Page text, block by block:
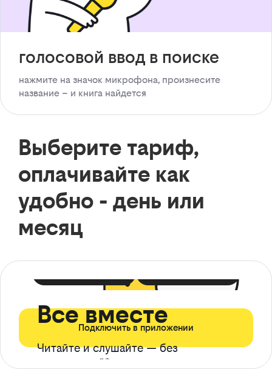
голосовой ввод в поиске
нажмите на значок микрофона, произнесите
название – и книга найдется
Выберите тариф,
оплачивайте как
удобно - день или
месяц
Все вместе
Читайте и слушайте — без
ограничений*
Подключить в приложении